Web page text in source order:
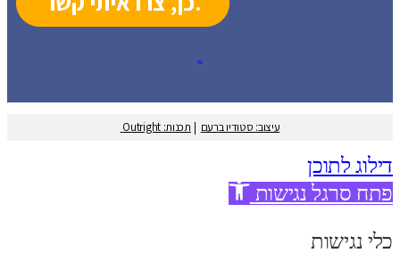
עיצוב: סטודיו ברעם | תכנות: Outright
דילוג לתוכן
פתח סרגל נגישות
כלי נגישות